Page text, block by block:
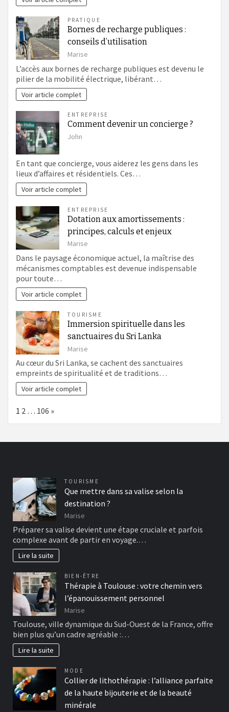
PRATIQUE
Bornes de recharge publiques :
conseils d’utilisation
Marise
L’accès aux bornes de recharge publiques est devenu le
pilier de la mobilité électrique, libérant…
Voir article complet
ENTREPRISE
Comment devenir un concierge ?
John
En tant que concierge, vous aiderez les gens dans les
lieux d’affaires et résidentiels. Ces…
Voir article complet
ENTREPRISE
Dotation aux amortissements :
principes, calculs et enjeux
Marise
Dans le paysage économique actuel, la maîtrise des
mécanismes comptables est devenue indispensable
pour toute…
Voir article complet
TOURISME
Immersion spirituelle dans les
sanctuaires du Sri Lanka
Marise
Au cœur du Sri Lanka, se cachent des sanctuaires
empreints de spiritualité et de traditions…
Voir article complet
Page:
1 2 … 106 Next
»
TOURISME
Que mettre dans sa valise selon la
destination ?
Marise
Préparer sa valise devient une étape cruciale et parfois
complexe avant de partir en voyage.…
Lire la suite
BIEN-ÊTRE
Thérapie à Toulouse : votre chemin vers
l’épanouissement personnel
Marise
Toulouse, ville dynamique du Sud-Ouest de la France, offre
bien plus qu’un cadre agréable :…
Lire la suite
MODE
Collier de lithothérapie : l’alliance parfaite
de la haute bijouterie et de la beauté
minérale